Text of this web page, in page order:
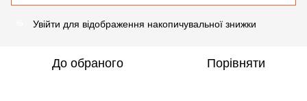
Увійти для відображення накопичувальної знижки
До обраного Порівняти